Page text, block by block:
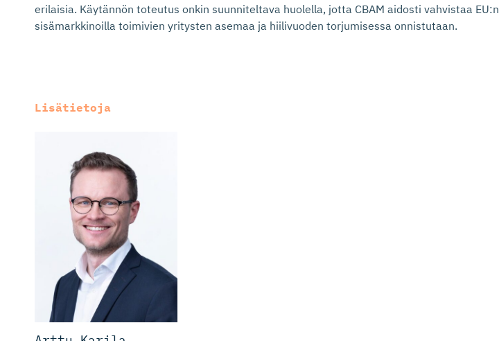
erilaisia. Käytännön toteutus onkin suunniteltava huolella, jotta CBAM aidosti vahvistaa EU:n
sisämarkkinoilla toimivien yritysten asemaa ja hiilivuoden torjumisessa onnistutaan.
Lisätietoja